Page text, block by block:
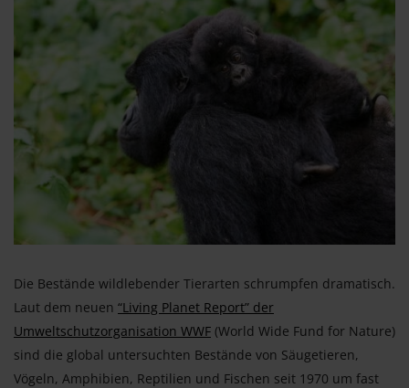
Die Bestände wildlebender Tierarten schrumpfen dramatisch.
Laut dem neuen “Living Planet Report” der
Umweltschutzorganisation WWF (World Wide Fund for Nature)
sind die global untersuchten Bestände von Säugetieren,
Vögeln, Amphibien, Reptilien und Fischen seit 1970 um fast